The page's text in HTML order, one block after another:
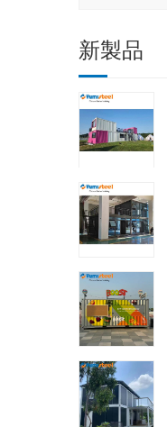
新製品